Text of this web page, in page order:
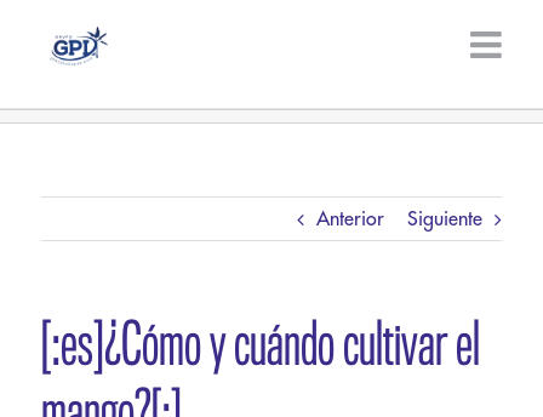
Anterior Siguiente
[:es]¿Cómo y cuándo cultivar el